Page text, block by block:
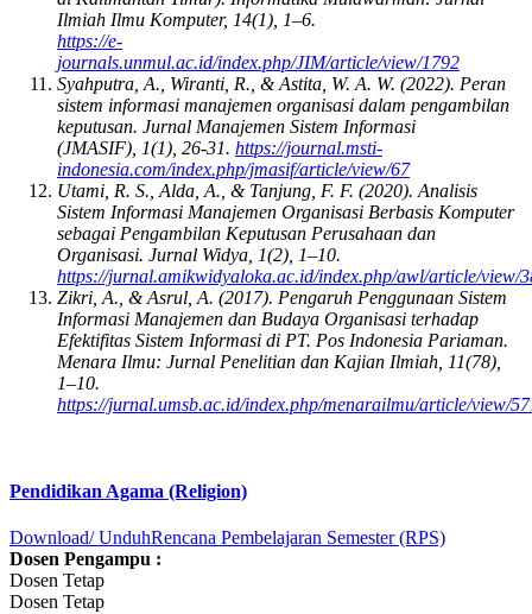
Ilmiah Ilmu Komputer, 14(1), 1–6.
https://e-
journals.unmul.ac.id/index.php/JIM/article/view/1792
Syahputra, A., Wiranti, R., & Astita, W. A. W. (2022). Peran
sistem informasi manajemen organisasi dalam pengambilan
keputusan. Jurnal Manajemen Sistem Informasi
(JMASIF), 1(1), 26-31. https://journal.msti-
indonesia.com/index.php/jmasif/article/view/67
Utami, R. S., Alda, A., & Tanjung, F. F. (2020). Analisis
Sistem Informasi Manajemen Organisasi Berbasis Komputer
sebagai Pengambilan Keputusan Perusahaan dan
Organisasi. Jurnal Widya, 1(2), 1–10.
https://jurnal.amikwidyaloka.ac.id/index.php/awl/article/view/
Zikri, A., & Asrul, A. (2017). Pengaruh Penggunaan Sistem
Informasi Manajemen dan Budaya Organisasi terhadap
Efektifitas Sistem Informasi di PT. Pos Indonesia Pariaman.
Menara Ilmu: Jurnal Penelitian dan Kajian Ilmiah, 11(78),
1–10.
https://jurnal.umsb.ac.id/index.php/menarailmu/article/view/
Pendidikan Agama (Religion)
Download/ UnduhRencana Pembelajaran Semester (RPS)
Dosen Pengampu :
Dosen Tetap
Dosen Tetap